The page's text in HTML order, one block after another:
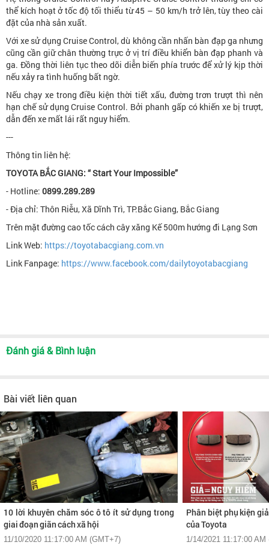
thể kích hoạt ở tốc độ tối thiểu từ 45 – 50 km/h trở lên, tùy theo cài
đặt của nhà sản xuất.
Với xe sử dụng Cruise Control, dù không cần nhấn bàn đạp ga nhưng
cũng cần giữ chân thường trực ở vị trí điều khiển bàn đạp phanh và
ga. Đồng thời liên tục theo dõi diễn biến phía trước để xử lý kịp thời
nếu xảy ra tình huống bất ngờ.
Nếu chạy xe trong điều kiện thời tiết xấu, đường trơn trượt thì nên
hạn chế sử dụng Cruise Control. Bởi phanh gấp có khiến xe bị trượt,
dẫn đến xe mất lái rất nguy hiểm.
---
Thông tin liên hệ:
TOYOTA BẮC GIANG: “ Start Your Impossible”
- Hotline: 0899.289.289
- Địa chỉ: Thôn Riễu, Xã Dĩnh Trì, TP.Bắc Giang, Bắc Giang
Trên mặt đường cao tốc cách cây xăng Kế 500m hướng đi Lạng Sơn
Link Web: https://toyotabacgiang.com.vn
Link Fanpage: https://www.facebook.com/dailytoyotabacgiang
Đánh giá & Bình luận
Bài viết liên quan
10 lời khuyên chăm sóc ô tô ít sử dụng trong
giai đoạn giãn cách xã hội
11/10/2020 11:17:00 AM (GMT+7)
Phân biệt phụ kiện
của Toyota
1/14/2021 11:17:00 AM